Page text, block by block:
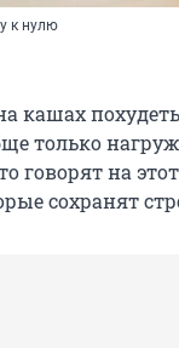
к нулю
кашах
только
говорят на
сохранят